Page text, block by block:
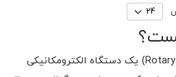
یک روتاری انکودر (Rotary Encoder) یک دستگاه الکترومکانیکی